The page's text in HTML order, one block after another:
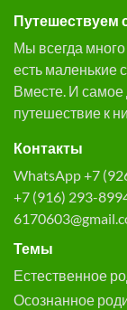
Путешествуем
Мы всегда много
есть маленькие
Вместе. И самое
путешествие к
Контакты
WhatsApp +7
+7 (916) 293-
Темы
Естественное
Осознанное